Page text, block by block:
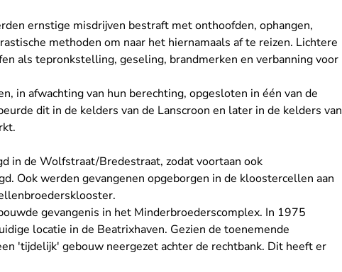
ernstige misdrijven bestraft met onthoofden, ophangen,
methoden om naar het hiernamaals af te reizen. Lichtere
als tepronkstelling, geseling, brandmerken en verbanning voor
in afwachting van hun berechting, opgesloten in één van de
dit in de kelders van de Lanscroon en later in de kelders van
in de Wolfstraat/Bredestraat, zodat voortaan ook
Ook werden gevangenen opgeborgen in de kloostercellen aan
gevangenis in het Minderbroederscomplex. In 1975
locatie in de Beatrixhaven. Gezien de toenemende
'tijdelijk' gebouw neergezet achter de rechtbank. Dit heeft er